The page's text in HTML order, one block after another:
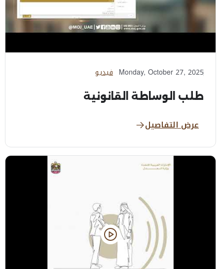
Monday, October 27, 2025 فيديو
طلب الوساطة القانونية
عرض التفاصيل